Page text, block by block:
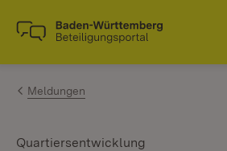
Zum Inhalt springen
Link zur Startseite
Meldungen
Quartiersentwicklung